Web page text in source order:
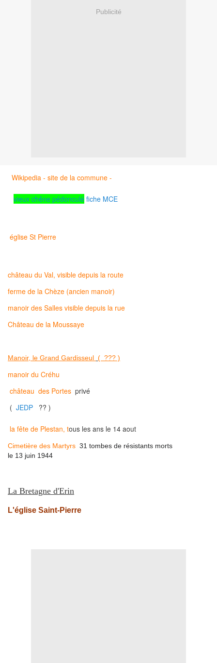
Publicité
Wikipedia - site de la commune -
vieux chêne pédonculé fiche MCE
église St Pierre
château du Val, visible depuis la route
ferme de la Chèze (ancien manoir)
manoir des Salles visible depuis la rue
Château de la Moussaye
Manoir, le Grand Gardisseul ( ??? )
manoir du Créhu
château des Portes privé
( JEDP ?? )
la fête de Plestan, tous les ans le 14 aout
Cimetière des Martyrs 31 tombes de résistants morts
le 13 juin 1944
La Bretagne d'Erin
L'église Saint-Pierre